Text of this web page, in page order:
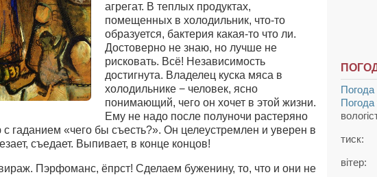
агрегат. В теплых продуктах,
помещенных в холодильник, что-то
образуется, бактерия какая-то что ли.
Достоверно не знаю, но лучше не
рисковать. Всё! Независимость
достигнута. Владелец куска мяса в
холодильнике − человек, ясно
понимающий, чего он хочет в этой жизни.
Ему не надо после полуночи растеряно
гаданием «чего бы съесть?». Он целеустремлен и уверен в
съедает. Выпивает, в конце концов!
Пэрфоманс, ёпрст! Сделаем буженину, то, что и они не
Погода
Погода
тиск:
вітер: